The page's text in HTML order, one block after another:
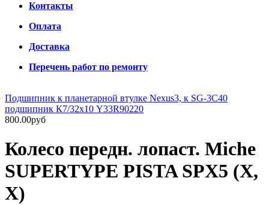
Контакты
Оплата
Доставка
Перечень работ по ремонту
Подшипник к планетарной втулке Nexus3, к SG-3C40
подшипник К7/32х10 Y33R90220
800.00руб
Колесо передн. лопаст. Miche
SUPERTYPE PISTA SPX5 (X,
X)